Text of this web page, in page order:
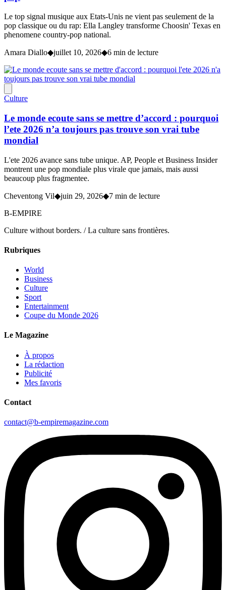
Le top signal musique aux Etats-Unis ne vient pas seulement de la
pop classique ou du rap: Ella Langley transforme Choosin' Texas en
phenomene country-pop national.
Amara Diallo◆juillet 10, 2026◆6 min de lecture
Culture
Le monde ecoute sans se mettre d’accord : pourquoi
l’ete 2026 n’a toujours pas trouve son vrai tube
mondial
L'ete 2026 avance sans tube unique. AP, People et Business Insider
montrent une pop mondiale plus virale que jamais, mais aussi
beaucoup plus fragmentee.
Cheventong Vil◆juin 29, 2026◆7 min de lecture
B-EMPIRE
Culture without borders. / La culture sans frontières.
Rubriques
World
Business
Culture
Sport
Entertainment
Coupe du Monde 2026
Le Magazine
À propos
La rédaction
Publicité
Mes favoris
Contact
contact@b-empiremagazine.com